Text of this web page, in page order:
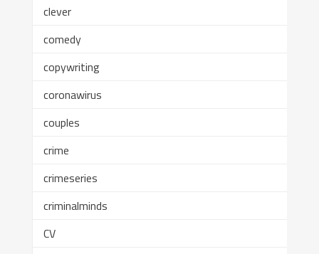
clever
comedy
copywriting
coronawirus
couples
crime
crimeseries
criminalminds
CV